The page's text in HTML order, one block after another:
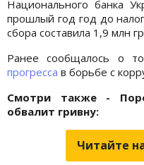
Национального банка
прошлый год год до
сбора составила 1,9 млн
Ранее сообщалось о
прогресса в борьбе с
Смотри также -
обвалит гривну:
Читайте